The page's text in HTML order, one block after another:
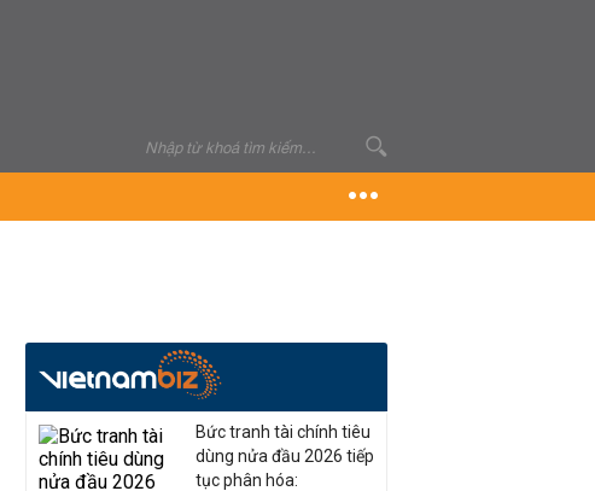
Bức tranh tài chính tiêu
dùng nửa đầu 2026 tiếp
tục phân hóa: